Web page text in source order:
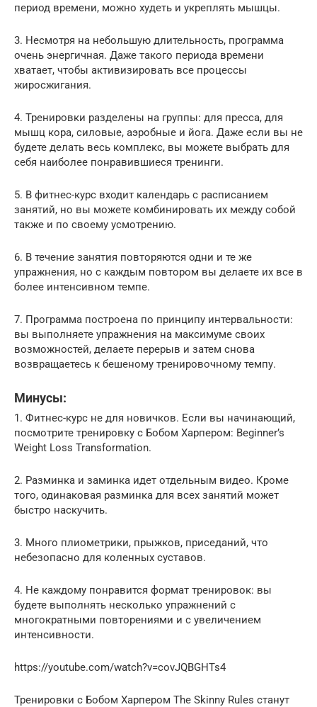
период времени, можно худеть и укреплять мышцы.
3. Несмотря на небольшую длительность, программа
очень энергичная. Даже такого периода времени
хватает, чтобы активизировать все процессы
жиросжигания.
4. Тренировки разделены на группы: для пресса, для
мышц кора, силовые, аэробные и йога. Даже если вы не
будете делать весь комплекс, вы можете выбрать для
себя наиболее понравившиеся тренинги.
5. В фитнес-курс входит календарь с расписанием
занятий, но вы можете комбинировать их между собой
также и по своему усмотрению.
6. В течение занятия повторяются одни и те же
упражнения, но с каждым повтором вы делаете их все в
более интенсивном темпе.
7. Программа построена по принципу интервальности:
вы выполняете упражнения на максимуме своих
возможностей, делаете перерыв и затем снова
возвращаетесь к бешеному тренировочному темпу.
Минусы:
1. Фитнес-курс не для новичков. Если вы начинающий,
посмотрите тренировку с Бобом Харпером: Beginner’s
Weight Loss Transformation.
2. Разминка и заминка идет отдельным видео. Кроме
того, одинаковая разминка для всех занятий может
быстро наскучить.
3. Много плиометрики, прыжков, приседаний, что
небезопасно для коленных суставов.
4. Не каждому понравится формат тренировок: вы
будете выполнять несколько упражнений с
многократными повторениями и с увеличением
интенсивности.
https://youtube.com/watch?v=covJQBGHTs4
Тренировки с Бобом Харпером The Skinny Rules станут